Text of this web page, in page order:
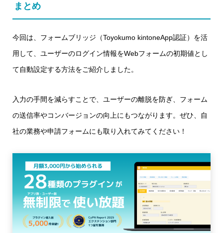
まとめ
今回は、フォームブリッジ（Toyokumo kintoneApp認証）を活
用して、ユーザーのログイン情報をWebフォームの初期値とし
て自動設定する方法をご紹介しました。
入力の手間を減らすことで、ユーザーの離脱を防ぎ、フォーム
の送信率やコンバージョンの向上にもつながります。ぜひ、自
社の業務や申請フォームにも取り入れてみてください！